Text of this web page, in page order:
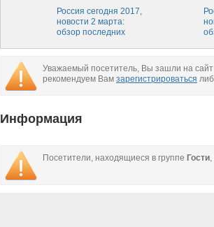
Россия сегодня 2017,
новости 2 марта:
обзор последних
России на сегодня,
02.03.2017
Уважаемый посетитель, Вы зашли на
рекомендуем Вам зарегистрироваться
Информация
Посетители, находящиеся в группе Гости